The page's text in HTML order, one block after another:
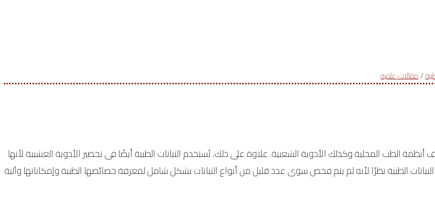
/مقالات علمية
أنظمة الطب المحلية وكذلك الأدوية الشعبية. علاوة على ذلك، تُستخدم النباتات الطبية أيضًا في تحضير الأدوية العشبية لأنها
النباتات الطبية نظرًا لأنه لم يتم فحص سوى عدد قليل من أنواع النباتات بشكل شامل لمعرفة خصائصها الطبية وإمكاناتها وآلية